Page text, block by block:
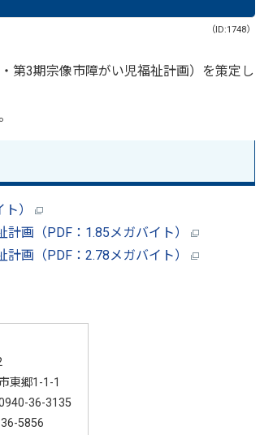
（ID:1748）
第3期宗像市障がい児福祉計画）を策定し
）
画（PDF：1.85メガバイト）
画（PDF：2.78メガバイト）
東郷1-1-1
36-3135
5856